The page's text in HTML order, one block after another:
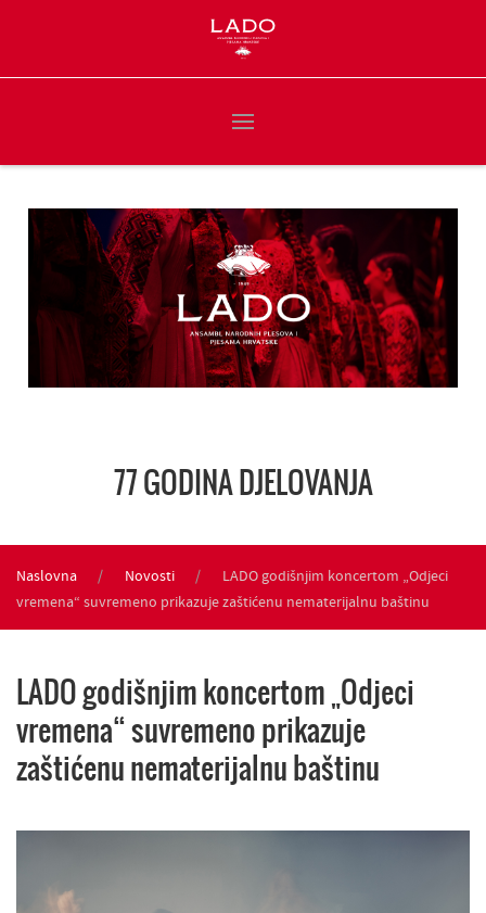
77 GODINA DJELOVANJA
Naslovna Novosti
LADO godišnjim koncertom „Odjeci
vremena“ suvremeno prikazuje zaštićenu nematerijalnu baštinu
LADO godišnjim koncertom „Odjeci
vremena“ suvremeno prikazuje
zaštićenu nematerijalnu baštinu